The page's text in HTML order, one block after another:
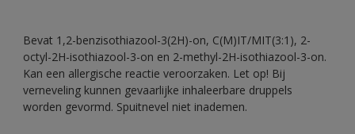
Bevat 1,2-benzisothiazool-3(2H)-on, C(M)IT/MIT(3:1), 2-
octyl-2H-isothiazool-3-on en 2-methyl-2H-isothiazool-3-on.
Kan een allergische reactie veroorzaken. Let op! Bij
verneveling kunnen gevaarlijke inhaleerbare druppels
worden gevormd. Spuitnevel niet inademen.